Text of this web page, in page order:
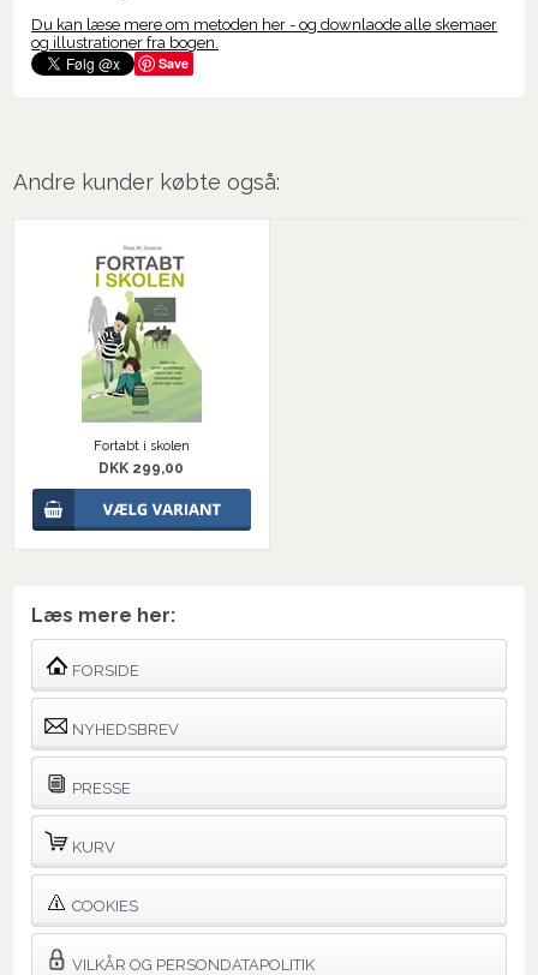
Du kan læse mere om metoden her - og downlaode alle skemaer
og illustrationer fra bogen.
Save
Andre kunder købte også:
Fortabt i skolen
DKK 299,00
Læs mere her:
FORSIDE
NYHEDSBREV
PRESSE
KURV
COOKIES
VILKÅR OG PERSONDATAPOLITIK